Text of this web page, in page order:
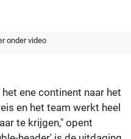
onder video
ene continent naar het
en het team werkt heel
te krijgen," opent